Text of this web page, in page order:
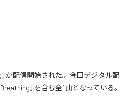
が配信開始された。今回デジタル配
」を含む全1曲となっている。